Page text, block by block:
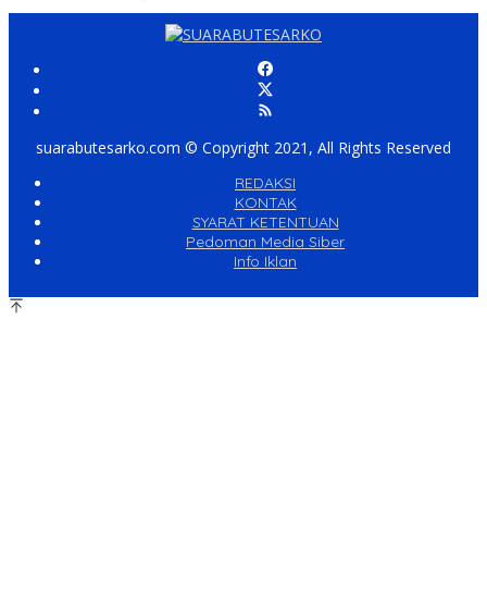
suarabutesarko.com © Copyright 2021, All Rights Reserved
REDAKSI
KONTAK
SYARAT KETENTUAN
Pedoman Media Siber
Info Iklan